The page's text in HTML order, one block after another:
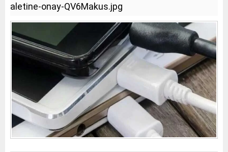
aletine-onay-QV6Makus.jpg